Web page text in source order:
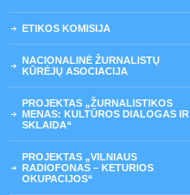
ETIKOS KOMISIJA
NACIONALINĖ ŽURNALISTŲ
KŪRĖJŲ ASOCIACIJA
PROJEKTAS „ŽURNALISTIKOS
MENAS: KULTŪROS DIALOGAS IR
SKLAIDA“
PROJEKTAS „VILNIAUS
RADIOFONAS – KETURIOS
OKUPACIJOS“